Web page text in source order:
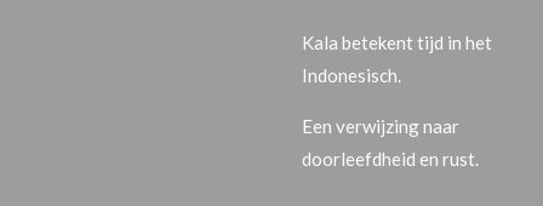
Kala betekent tijd in het
Indonesisch.
Een verwijzing naar
doorleefdheid en rust.